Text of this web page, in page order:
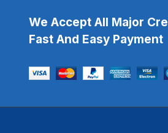
We Accept All Major
Fast And Easy Payment